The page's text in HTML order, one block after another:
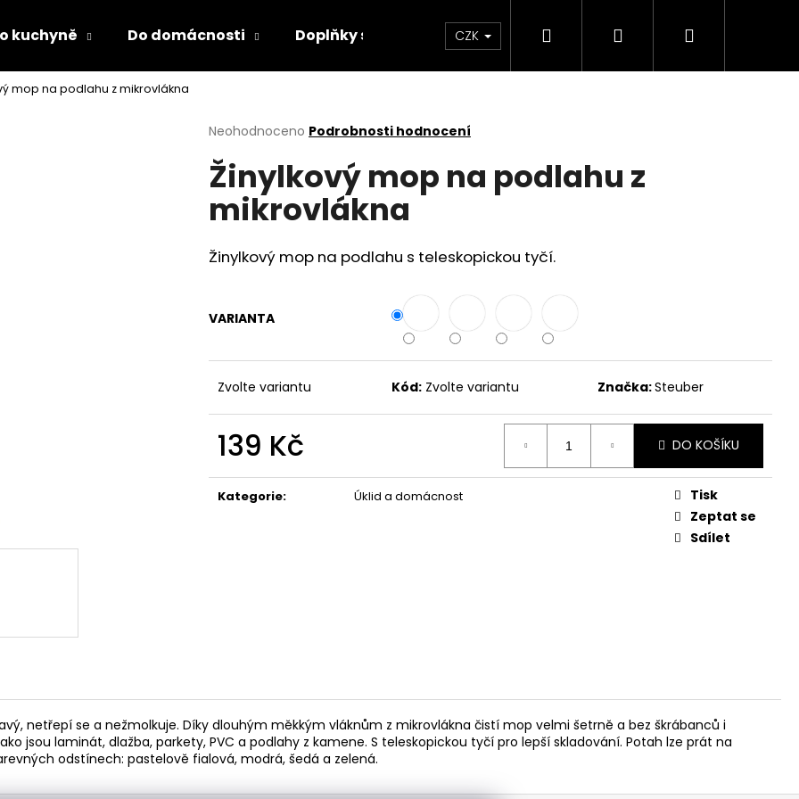
kuchyně Do domácnosti Doplňky s LED světlem Zdraví Výprodej skladových
CZK Hledat PřihlášeníNákupní
mop na podlahu z mikrovlákna
Průměrné
produktu
je
hvězdiček.
Neohodnoceno Podrobnosti hodnocení
Žinylkový mop na podlahu z
mikrovlákna
Žinylkový mop na podlahu s teleskopickou tyčí.
VARIANTA
Zvolte variantu Kód: Zvolte variantu Značka:Steuber
139 Kč
cena:
DO KOŠÍKU
Kategorie: Úklid a domácnost
Tisk
Zeptat se
Sdílet
netřepí se a nežmolkuje. Díky dlouhým měkkým vláknům z mikrovlákna čistí mop velmi šetrně a bez škrábanců i
jsou laminát, dlažba, parkety, PVC a podlahy z kamene. S teleskopickou tyčí pro lepší skladování. Potah lze prát na
odstínech: pastelově fialová, modrá, šedá a zelená.
Co potřebujete najít?
HLEDAT
PÁNEVNÍ PROLOŽKY SADA 3 KUSY
67 Kč